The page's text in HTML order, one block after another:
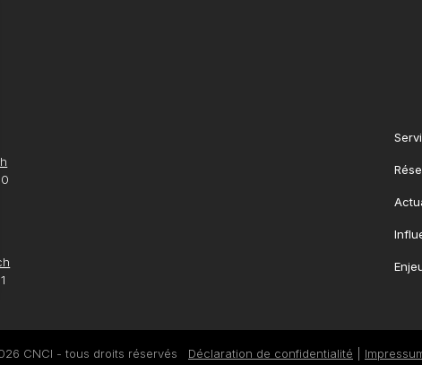
CNCI - tous droits réservés Déclaration de confidentialité